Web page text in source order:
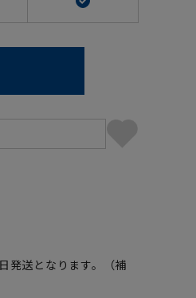
発送となります。（補